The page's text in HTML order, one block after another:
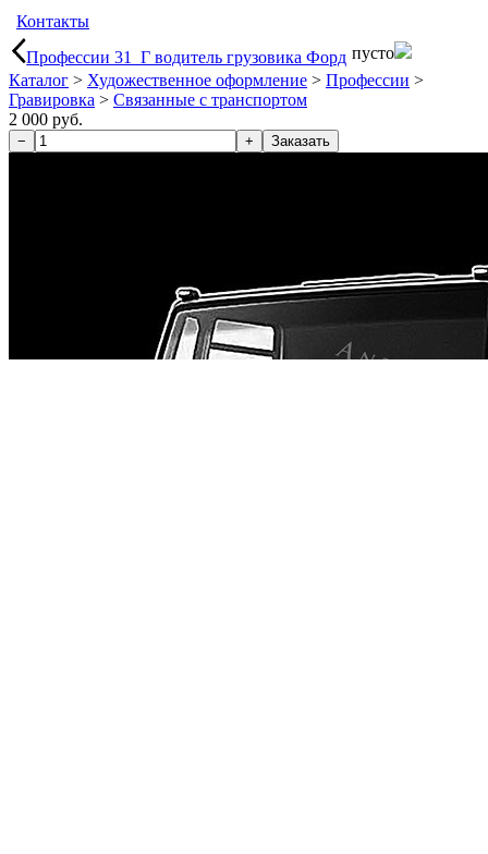
Контакты
Профессии 31_Г водитель грузовика Форд пусто
Каталог > Художественное оформление > Профессии >
Гравировка > Связанные с транспортом
2 000 руб.